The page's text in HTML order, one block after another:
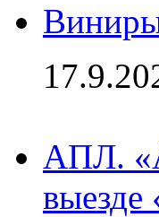
АПЛ.
выезде